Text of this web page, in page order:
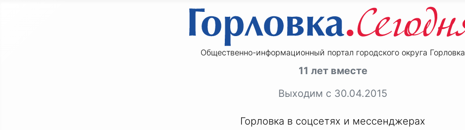
Общественно-информационный портал городского округа Горловка
11 лет вместе
Выходим с 30.04.2015
Горловка в соцсетях и мессенджерах